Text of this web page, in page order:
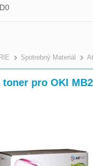
>
Spotrebný Materiál
pro OKI